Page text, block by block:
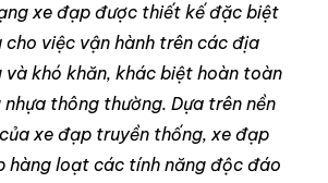
xe đạp được thiết kế đặc biệt
cho việc vận hành trên các địa
và khó khăn, khác biệt hoàn toàn
thông thường. Dựa trên nền
xe đạp truyền thống, xe đạp
hàng loạt các tính năng độc đáo